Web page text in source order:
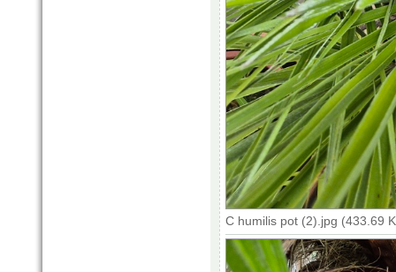
C humilis pot (2).jpg (433.69